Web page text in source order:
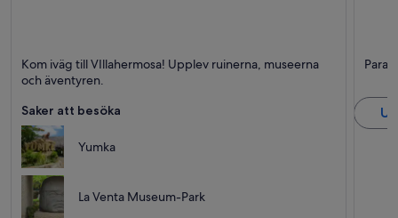
Shopping, Museer och Historisk
Kom iväg till VIllahermosa! Upplev ruinerna, museerna
och äventyren.
Saker att besöka
Yumka
La Venta Museum-Park